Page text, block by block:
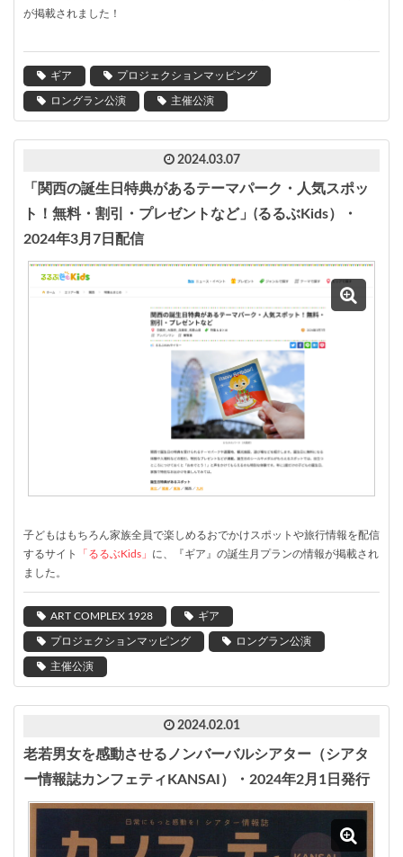
が掲載されました！
ギア プロジェクションマッピング
ロングラン公演 主催公演
2024.03.07
「関西の誕生日特典があるテーマパーク・人気スポッ
ト！無料・割引・プレゼントなど」(るるぶKids）・
2024年3月7日配信
子どもはもちろん家族全員で楽しめるおでかけスポットや旅行情報を配信
するサイト
「るるぶKids」 に、『ギア』の誕生月プランの情報が掲載され
ました。
ART COMPLEX 1928 ギア
プロジェクションマッピング ロングラン公演
主催公演
2024.02.01
老若男女を感動させるノンバーバルシアター（シアタ
ー情報誌カンフェティKANSAI）・2024年2月1日発行